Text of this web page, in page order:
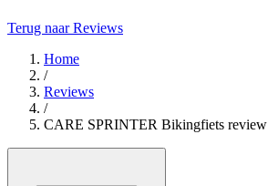
Terug naar Reviews
Home
/
Reviews
/
CARE SPRINTER Bikingfiets review